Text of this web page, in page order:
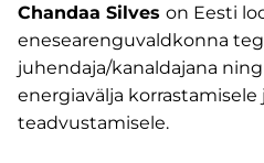
Chandaa Silves on Eesti
enesearenguvaldkonna
juhendaja/kanaldajana
energiavälja
teadvustamisele.